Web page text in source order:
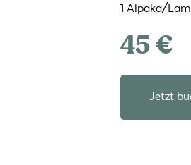
1 Alpaka/
45 €
Jetzt